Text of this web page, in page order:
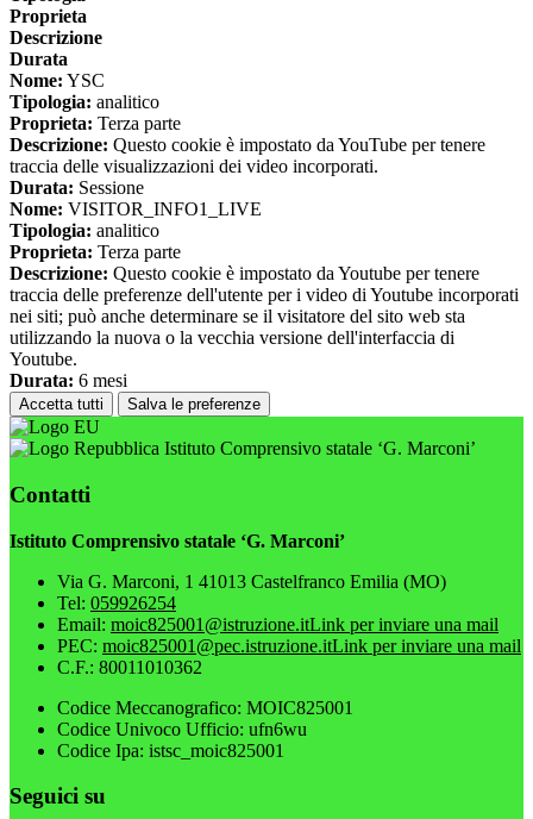
Proprieta
Descrizione
Durata
Nome: YSC
Tipologia: analitico
Proprieta: Terza parte
Descrizione: Questo cookie è impostato da YouTube per tenere
traccia delle visualizzazioni dei video incorporati.
Durata: Sessione
Nome: VISITOR_INFO1_LIVE
Tipologia: analitico
Proprieta: Terza parte
Descrizione: Questo cookie è impostato da Youtube per tenere
traccia delle preferenze dell'utente per i video di Youtube incorporati
nei siti; può anche determinare se il visitatore del sito web sta
utilizzando la nuova o la vecchia versione dell'interfaccia di
Youtube.
Durata: 6 mesi
Accetta tutti Salva le preferenze
Istituto Comprensivo statale ‘G. Marconi’
Contatti
Istituto Comprensivo statale ‘G. Marconi’
Via G. Marconi, 1 41013 Castelfranco Emilia (MO)
Tel: 059926254
Email: moic825001@istruzione.itLink per inviare una mail
PEC: moic825001@pec.istruzione.itLink per inviare una mail
C.F.: 80011010362
Codice Meccanografico: MOIC825001
Codice Univoco Ufficio: ufn6wu
Codice Ipa: istsc_moic825001
Seguici su